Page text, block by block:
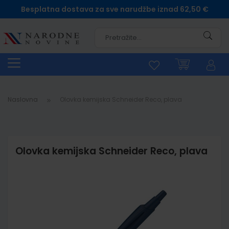
Besplatna dostava za sve narudžbe iznad 62,50 €
Naslovna
Olovka kemijska Schneider Reco, plava